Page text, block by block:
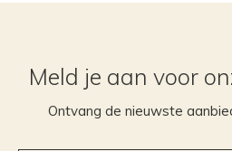
Meld je aan voor
Ontvang de nieuwste